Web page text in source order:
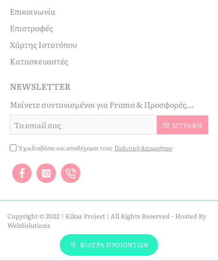
Επικοινωνία
Επιστροφές
Χάρτης Ιστοτόπου
Κατασκευαστές
NEWSLETTER
Μείνετε συντονισμένοι για Promo & Προσφορές...
email
σας
ΕΓΓΡΑΦΉ
Έχω διαβάσει και αποδέχομαι τους Πολιτική Απορρήτου
Copyright © 2022 | Kikas Project | All Rights Reserved - Hosted By
WebSolutions
ΦΙΛΤΡΑ ΠΡΟΙΟΝΤΩΝ